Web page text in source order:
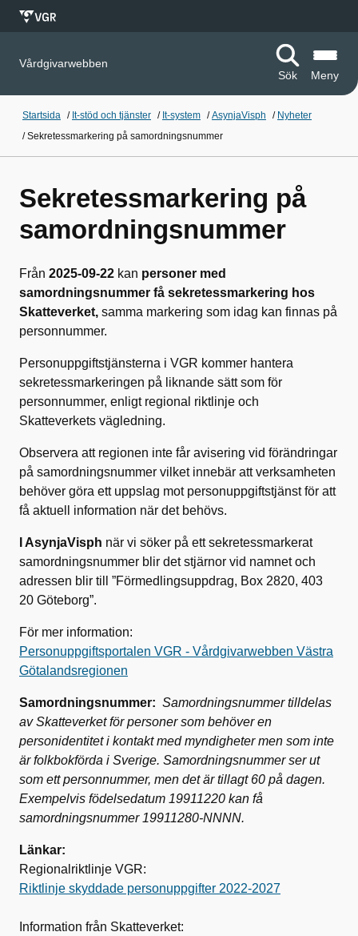
Vårdgivarwebben
Sök
Meny
Startsida / It-stöd och tjänster / It-system /AsynjaVisph / Nyheter
/Sekretessmarkering på samordningsnummer
Sekretessmarkering på
samordningsnummer
Från 2025-09-22 kan personer med
samordningsnummer få sekretessmarkering hos
Skatteverket, samma markering som idag kan finnas på
personnummer.
Personuppgiftstjänsterna i VGR kommer hantera
sekretessmarkeringen på liknande sätt som för
personnummer, enligt regional riktlinje och
Skatteverkets vägledning.
Observera att regionen inte får avisering vid förändringar
på samordningsnummer vilket innebär att verksamheten
behöver göra ett uppslag mot personuppgiftstjänst för att
få aktuell information när det behövs.
I AsynjaVisph när vi söker på ett sekretessmarkerat
samordningsnummer blir det stjärnor vid namnet och
adressen blir till ”Förmedlingsuppdrag, Box 2820, 403
20 Göteborg”.
För mer information:
Personuppgiftsportalen VGR - Vårdgivarwebben Västra
Götalandsregionen
Samordningsnummer: Samordningsnummer tilldelas
av Skatteverket för personer som behöver en
personidentitet i kontakt med myndigheter men som inte
är folkbokförda i Sverige. Samordningsnummer ser ut
som ett personnummer, men det är tillagt 60 på dagen.
Exempelvis födelsedatum 19911220 kan få
samordningsnummer 19911280-NNNN.
Länkar:
Regionalriktlinje VGR:
Riktlinje skyddade personuppgifter 2022-2027
Information från Skatteverket: